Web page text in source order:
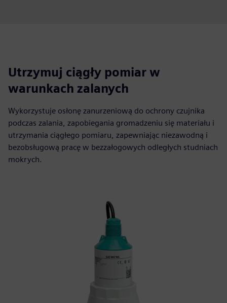
Utrzymuj ciągły pomiar w
warunkach zalanych
Wykorzystuje osłonę zanurzeniową do ochrony czujnika
podczas zalania, zapobiegania gromadzeniu się materiału i
utrzymania ciągłego pomiaru, zapewniając niezawodną i
bezobsługową pracę w bezzałogowych odległych studniach
mokrych.